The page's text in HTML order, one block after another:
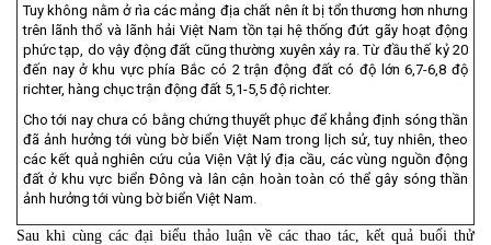
Tuy không nằm ở rìa các mảng địa chất nên ít bị tổn thương hơn nhưng
trên lãnh thổ và lãnh hải Việt Nam tồn tại hệ thống đứt gãy hoạt động
phức tạp, do vậy động đất cũng thường xuyên xảy ra. Từ đầu thế kỷ 20
đến nay ở khu vực phía Bắc có 2 trận động đất có độ lớn 6,7-6,8 độ
richter, hàng chục trận động đất 5,1-5,5 độ richter.
Cho tới nay chưa có bằng chứng thuyết phục để khẳng định sóng thần
đã ảnh hưởng tới vùng bờ biển Việt Nam trong lịch sử, tuy nhiên, theo
các kết quả nghiên cứu của Viện Vật lý địa cầu, các vùng nguồn động
đất ở khu vực biển Đông và lân cận hoàn toàn có thể gây sóng thần
ảnh hưởng tới vùng bờ biển Việt Nam.
Sau khi cùng các đại biểu thảo luận về các thao tác, kết quả buổi thử